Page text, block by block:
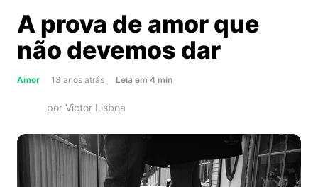
A prova de amor que
não devemos dar
Amor 13 anos atrás Leia about
que
não
em 4 min
por Victor Lisboa